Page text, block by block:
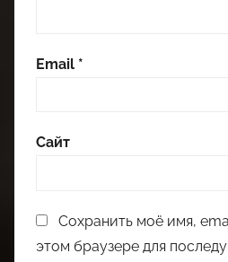
Email *
Сайт
Сохранить моё имя,
этом браузере для